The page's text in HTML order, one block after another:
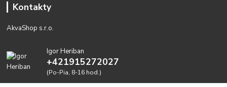
Kontakty
AkvaShop s.r.o.
Igor Heriban
+421915272027
(Po-Pia, 8-16 hod.)